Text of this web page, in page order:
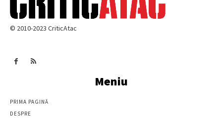
© 2010-2023 CriticAtac
Meniu
PRIMA PAGINĂ
DESPRE